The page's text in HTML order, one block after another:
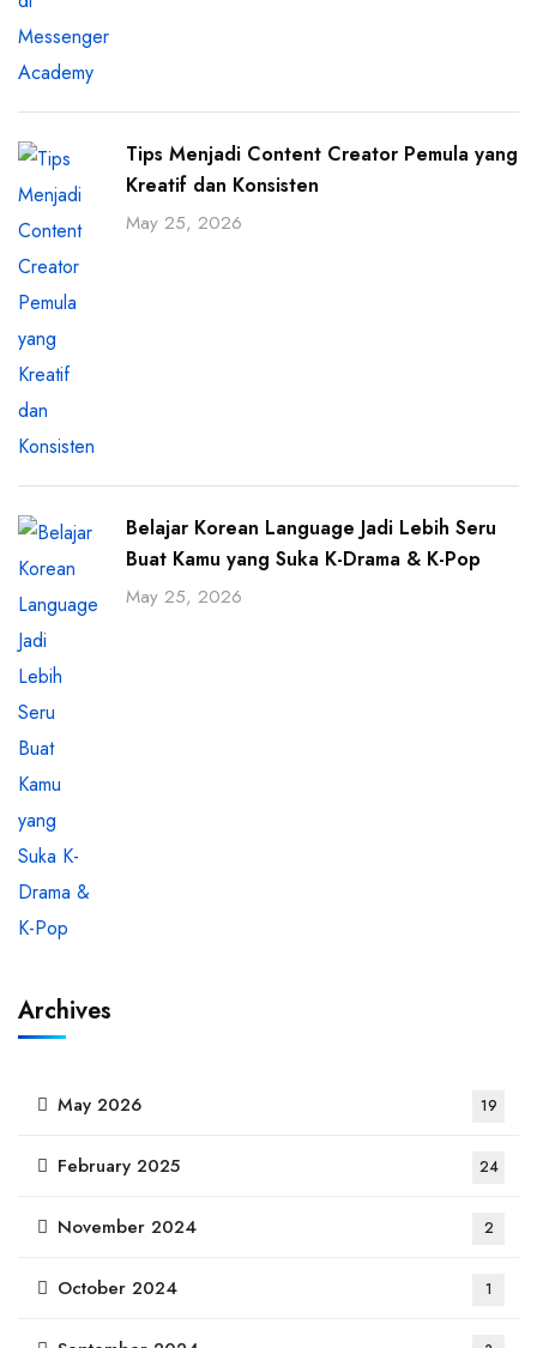
Tips Menjadi Content Creator Pemula yang
Kreatif dan Konsisten
May 25, 2026
Belajar Korean Language Jadi Lebih Seru
Buat Kamu yang Suka K-Drama & K-Pop
May 25, 2026
Archives
May 2026 19
February 2025 24
November 2024 2
October 2024 1